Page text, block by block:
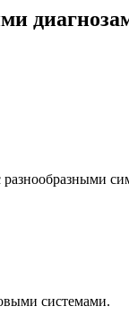
разнообразными
системами.